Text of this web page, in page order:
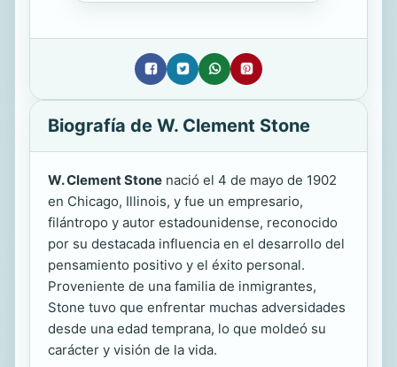
Biografía de W. Clement Stone
W. Clement Stone nació el 4 de mayo de 1902
en Chicago, Illinois, y fue un empresario,
filántropo y autor estadounidense, reconocido
por su destacada influencia en el desarrollo del
pensamiento positivo y el éxito personal.
Proveniente de una familia de inmigrantes,
Stone tuvo que enfrentar muchas adversidades
desde una edad temprana, lo que moldeó su
carácter y visión de la vida.